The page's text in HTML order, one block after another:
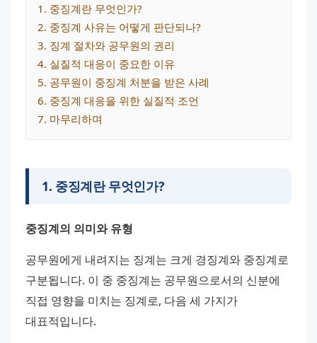
1 . 중징계란 무엇인가?
2. 중징계 사유는 어떻게 판단되나?
3. 징계 절차와 공무원의 권리
4. 실질적 대응이 중요한 이유
5. 공무원이 중징계 처분을 받은 사례
6. 중징계 대응을 위한 실질적 조언
7. 마무리하며
1. 중징계란 무엇인가?
중징계의 의미와 유형
공무원에게 내려지는 징계는 크게 경징계와 중징계로
구분됩니다. 이 중 중징계는 공무원으로서의 신분에
직접 영향을 미치는 징계로, 다음 세 가지가
대표적입니다.